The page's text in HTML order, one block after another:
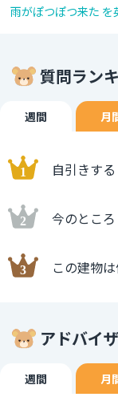
雨がぽつぽつ来た を
質問ラン
週間 月
自引きす
今のとこ
この建物
アドバイ
週間 月